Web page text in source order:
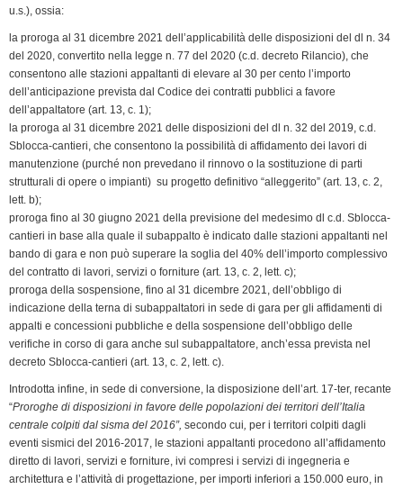
u.s.), ossia:
la proroga al 31 dicembre 2021 dell’applicabilità delle disposizioni del dl n. 34
del 2020, convertito nella legge n. 77 del 2020 (c.d. decreto Rilancio), che
consentono alle stazioni appaltanti di elevare al 30 per cento l’importo
dell’anticipazione prevista dal Codice dei contratti pubblici a favore
dell’appaltatore (art. 13, c. 1);
la proroga al 31 dicembre 2021 delle disposizioni del dl n. 32 del 2019, c.d.
Sblocca-cantieri, che consentono la possibilità di affidamento dei lavori di
manutenzione (purché non prevedano il rinnovo o la sostituzione di parti
strutturali di opere o impianti) su progetto definitivo “alleggerito” (art. 13, c. 2,
lett. b);
proroga fino al 30 giugno 2021 della previsione del medesimo dl c.d. Sblocca-
cantieri in base alla quale il subappalto è indicato dalle stazioni appaltanti nel
bando di gara e non può superare la soglia del 40% dell’importo complessivo
del contratto di lavori, servizi o forniture (art. 13, c. 2, lett. c);
proroga della sospensione, fino al 31 dicembre 2021, dell’obbligo di
indicazione della terna di subappaltatori in sede di gara per gli affidamenti di
appalti e concessioni pubbliche e della sospensione dell’obbligo delle
verifiche in corso di gara anche sul subappaltatore, anch’essa prevista nel
decreto Sblocca-cantieri (art. 13, c. 2, lett. c).
Introdotta infine, in sede di conversione, la disposizione dell’art. 17-ter, recante
“Proroghe di disposizioni in favore delle popolazioni dei territori dell’Italia
centrale colpiti dal sisma del 2016”, secondo cui, per i territori colpiti dagli
eventi sismici del 2016-2017, le stazioni appaltanti procedono all’affidamento
diretto di lavori, servizi e forniture, ivi compresi i servizi di ingegneria e
architettura e l’attività di progettazione, per importi inferiori a 150.000 euro, in